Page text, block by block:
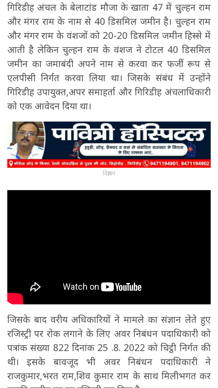
गिरिडीह अंचल के बेलाटांड मौजा के खाता 47 में चुल्हन राम
और मंगर राम के नाम से 40 डिसमिल जमीन है। चुल्हन राम
और मंगर राम के वंशजों को 20-20 डिसमिल जमीन हिस्से में
आती है लेकिन चुल्हन राम के वंशज ने टोटल 40 डिसमिल
जमीन का जमाबंदी अपने नाम से करवा कर फर्जी रूप से
एलपीसी निर्गत करवा लिया था। जिसके संबंध में उन्होंने
गिरिडीह उपायुक्त,अपर समाहर्ता और गिरिडीह अंचलाधिकारी
को एक आवेदन दिया था।
विज्ञापन
जिसके बाद वरीय अधिकारियों ने मामले का संज्ञान लेते हुए
रजिस्ट्री पर रोक लगाने के लिए अवर निबंधन पदाधिकारी को
पत्रांक संख्या 822 दिनांक 25 .8. 2022 को चिट्ठी निर्गत की
थी। इसके बावजूद भी अवर निबंधन पदाधिकारी ने
राजकुमार,भरत राम,शिव कुमार राम के साथ मिलीभगत कर